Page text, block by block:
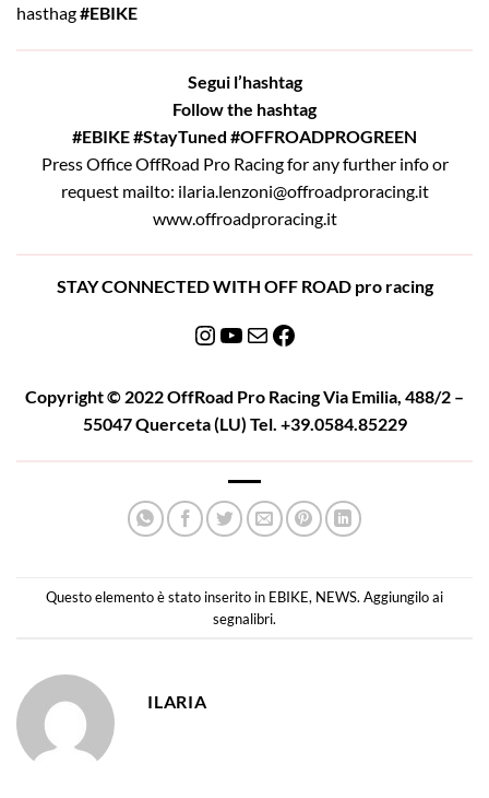
hasthag#EBIKE
Segui l’hashtag
Follow the hashtag
#EBIKE#StayTuned #OFFROADPROGREEN
Press Office OffRoad Pro Racing for any further info or
request mailto: ilaria.lenzoni@offroadproracing.it
www.offroadproracing.it
STAY CONNECTED WITH OFF ROAD pro racing
Instagram
YouTube
EmailFacebook
Copyright © 2022 OffRoad Pro Racing Via Emilia, 488/2 –
55047 Querceta (LU) Tel. +39.0584.85229
Questo elemento è stato inserito in EBIKE, NEWS. Aggiungilo ai
segnalibri.
ILARIA